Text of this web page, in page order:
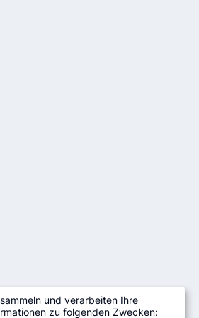
und verarbeiten Ihre
zu folgenden Zwecken: